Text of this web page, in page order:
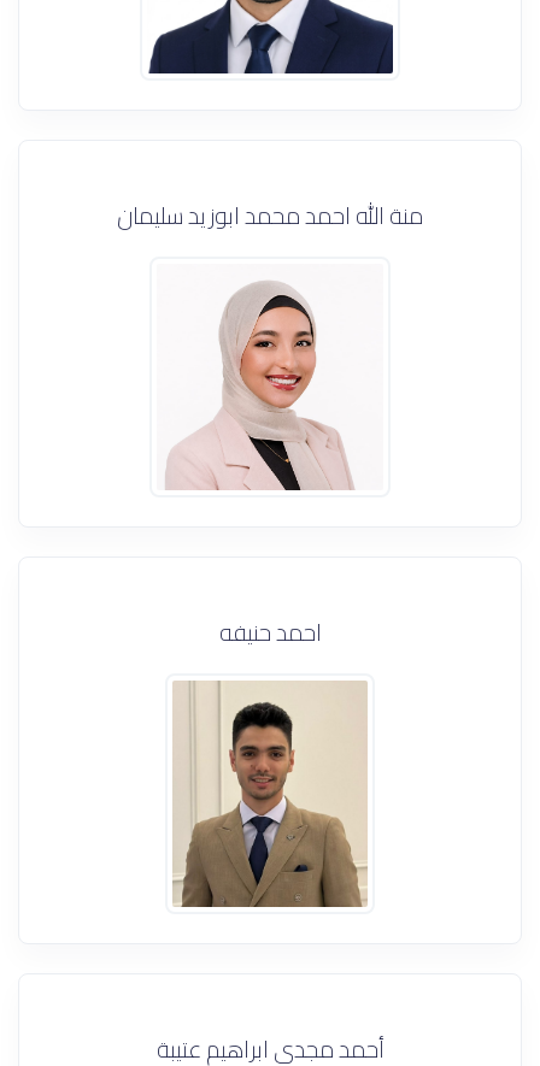
منة الله احمد محمد ابوزيد سليمان
احمد حنيفه
أحمد مجدي ابراهيم عتيبة